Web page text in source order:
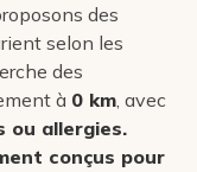
des
selon les
des
à 0 km, avec
ou allergies.
conçus pour